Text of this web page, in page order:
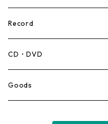
Record
Mento,Calypso,Ballad
Ska
CD・DVD
Goods